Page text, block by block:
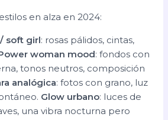
en alza en 2024:
soft girl: rosas pálidos, cintas,
woman mood: fondos con
tonos neutros, composición
analógica: fotos con grano, luz
Glow urbano: luces de
una vibra nocturna pero